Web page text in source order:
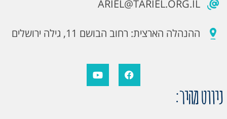
ARIEL@TARIEL.ORG.IL
ההנהלה הארצית: רחוב הבושם 11, גילה ירושלים
ניווט מהיר: